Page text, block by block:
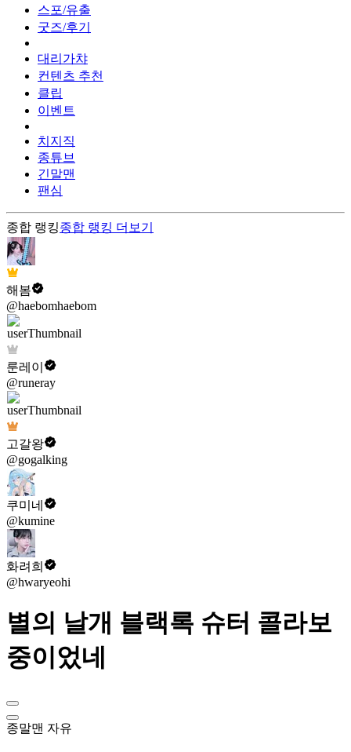
스포/유출
굿즈/후기
대리가챠
컨텐츠 추천
클립
이벤트
치지직
종튜브
긴말맨
팬심
종합 랭킹종합 랭킹 더보기
해봄
@haebomhaebom
룬레이
@runeray
고갈왕
@gogalking
쿠미네
@kumine
화려희
@hwaryeohi
별의 날개 블랙록 슈터 콜라보
중이었네
종말맨 자유